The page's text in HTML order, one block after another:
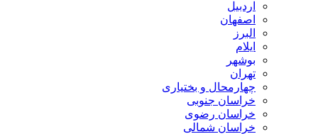
اردبیل
اصفهان
البرز
ایلام
بوشهر
تهران
چهارمحال و بختیاری
خراسان جنوبی
خراسان رضوی
خراسان شمالی